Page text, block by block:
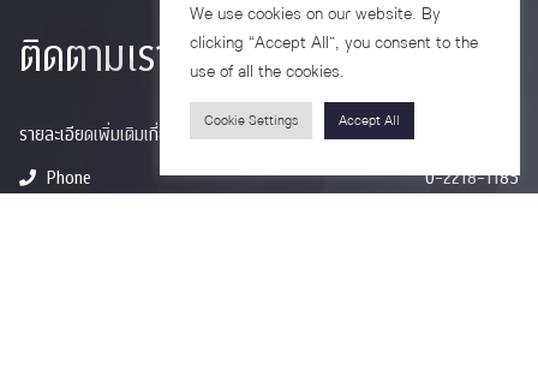
ติดตามเรา
รายละเอียดเพิ่มเติมเกี่ยวกับคณะ ติดตามข่าวสารคณะ
Phone
0-2218-1185
We use cookies on our website. By
clicking “Accept All”, you consent to the
use of all the cookies.
Cookie Settings Accept All